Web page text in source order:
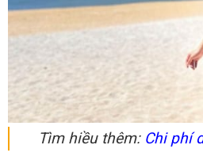
Tìm hiều thêm: Chi phí